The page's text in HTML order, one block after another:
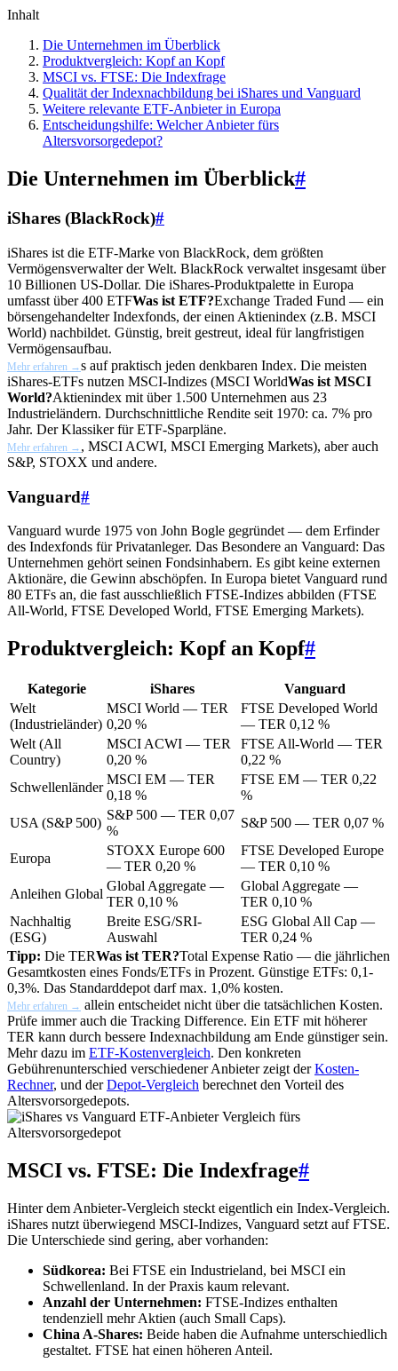
Inhalt
Die Unternehmen im Überblick
Produktvergleich: Kopf an Kopf
MSCI vs. FTSE: Die Indexfrage
Qualität der Indexnachbildung bei iShares und Vanguard
Weitere relevante ETF-Anbieter in Europa
Entscheidungshilfe: Welcher Anbieter fürs
Altersvorsorgedepot?
Die Unternehmen im Überblick#
iShares (BlackRock)#
iShares ist die ETF-Marke von BlackRock, dem größten
Vermögensverwalter der Welt. BlackRock verwaltet insgesamt über
10 Billionen US-Dollar. Die iShares-Produktpalette in Europa
umfasst über 400 ETFWas ist ETF?Exchange Traded Fund — ein
börsengehandelter Indexfonds, der einen Aktienindex (z.B. MSCI
World) nachbildet. Günstig, breit gestreut, ideal für langfristigen
Vermögensaufbau.
Mehr erfahren →s auf praktisch jeden denkbaren Index. Die meisten
iShares-ETFs nutzen MSCI-Indizes (MSCI WorldWas ist MSCI
World?Aktienindex mit über 1.500 Unternehmen aus 23
Industrieländern. Durchschnittliche Rendite seit 1970: ca. 7% pro
Jahr. Der Klassiker für ETF-Sparpläne.
Mehr erfahren → , MSCI ACWI, MSCI Emerging Markets), aber auch
S&P, STOXX und andere.
Vanguard#
Vanguard wurde 1975 von John Bogle gegründet — dem Erfinder
des Indexfonds für Privatanleger. Das Besondere an Vanguard: Das
Unternehmen gehört seinen Fondsinhabern. Es gibt keine externen
Aktionäre, die Gewinn abschöpfen. In Europa bietet Vanguard rund
80 ETFs an, die fast ausschließlich FTSE-Indizes abbilden (FTSE
All-World, FTSE Developed World, FTSE Emerging Markets).
Produktvergleich: Kopf an Kopf#
Kategorie iShares
Vanguard
Welt
(Industrieländer)
MSCI World — TER
0,20 %
FTSE Developed World
— TER 0,12 %
Welt (All
Country)
MSCI ACWI — TER
0,20 %
FTSE All-World — TER
0,22 %
Schwellenländer
MSCI EM — TER
0,18 %
FTSE EM — TER 0,22
%
USA (S&P 500)
S&P 500 — TER 0,07
%
S&P 500 — TER 0,07 %
Europa
STOXX Europe 600
— TER 0,20 %
FTSE Developed Europe
— TER 0,10 %
Anleihen Global
Global Aggregate —
TER 0,10 %
Global Aggregate —
TER 0,10 %
Nachhaltig
(ESG)
Breite ESG/SRI-
Auswahl
ESG Global All Cap —
TER 0,24 %
Tipp: Die TERWas ist TER?Total Expense Ratio — die jährlichen
Gesamtkosten eines Fonds/ETFs in Prozent. Günstige ETFs: 0,1-
0,3%. Das Standarddepot darf max. 1,0% kosten.
Mehr erfahren → allein entscheidet nicht über die tatsächlichen Kosten.
Prüfe immer auch die Tracking Difference. Ein ETF mit höherer
TER kann durch bessere Indexnachbildung am Ende günstiger sein.
Mehr dazu im ETF-Kostenvergleich. Den konkreten
Gebührenunterschied verschiedener Anbieter zeigt derKosten-
Rechner, und derDepot-Vergleich berechnet den Vorteil des
Altersvorsorgedepots.
MSCI vs. FTSE: Die Indexfrage#
Hinter dem Anbieter-Vergleich steckt eigentlich ein Index-Vergleich.
iShares nutzt überwiegend MSCI-Indizes, Vanguard setzt auf FTSE.
Die Unterschiede sind gering, aber vorhanden:
Südkorea: Bei FTSE ein Industrieland, bei MSCI ein
Schwellenland. In der Praxis kaum relevant.
Anzahl der Unternehmen: FTSE-Indizes enthalten
tendenziell mehr Aktien (auch Small Caps).
China A-Shares: Beide haben die Aufnahme unterschiedlich
gestaltet. FTSE hat einen höheren Anteil.